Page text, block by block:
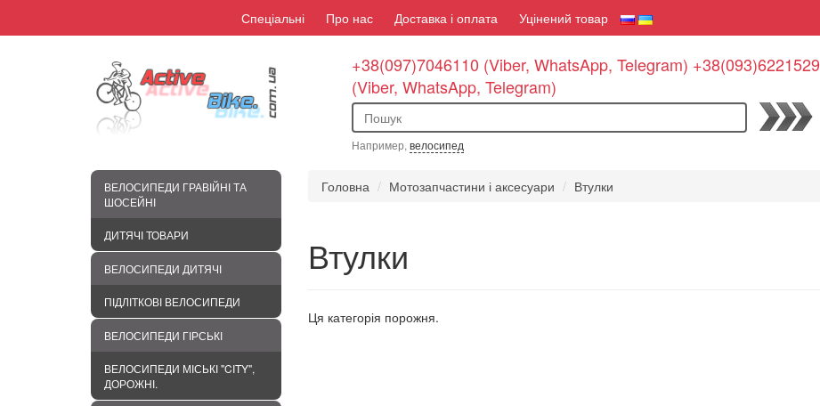
Спеціальні Про нас Доставка і оплата Уцінений товар
+38(097)7046110 (Viber, WhatsApp, Telegram) +38(093)6221529
(Viber, WhatsApp, Telegram)
Пошук
Например, велосипед
ВЕЛОСИПЕДИ ГРАВІЙНІ ТА
ШОСЕЙНІ
ДИТЯЧІ ТОВАРИ
ВЕЛОСИПЕДИ ДИТЯЧІ
ПІДЛІТКОВІ ВЕЛОСИПЕДИ
ВЕЛОСИПЕДИ ГІРСЬКІ
ВЕЛОСИПЕДИ МІСЬКІ "CITY",
ДОРОЖНІ.
Головна Мотозапчастини і аксесуари Втулки
Втулки
Ця категорія порожня.